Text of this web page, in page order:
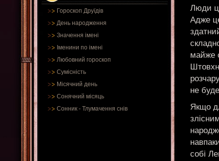
Гороскоп Друїдів
День народження
Значення імені
Іменини по імені
Любовний гороскоп
Сумісність
Місячний день
Сонячний місяць
Сонник - Тлумачення снів
Люди
Адже
майже
не
Якщо
собі